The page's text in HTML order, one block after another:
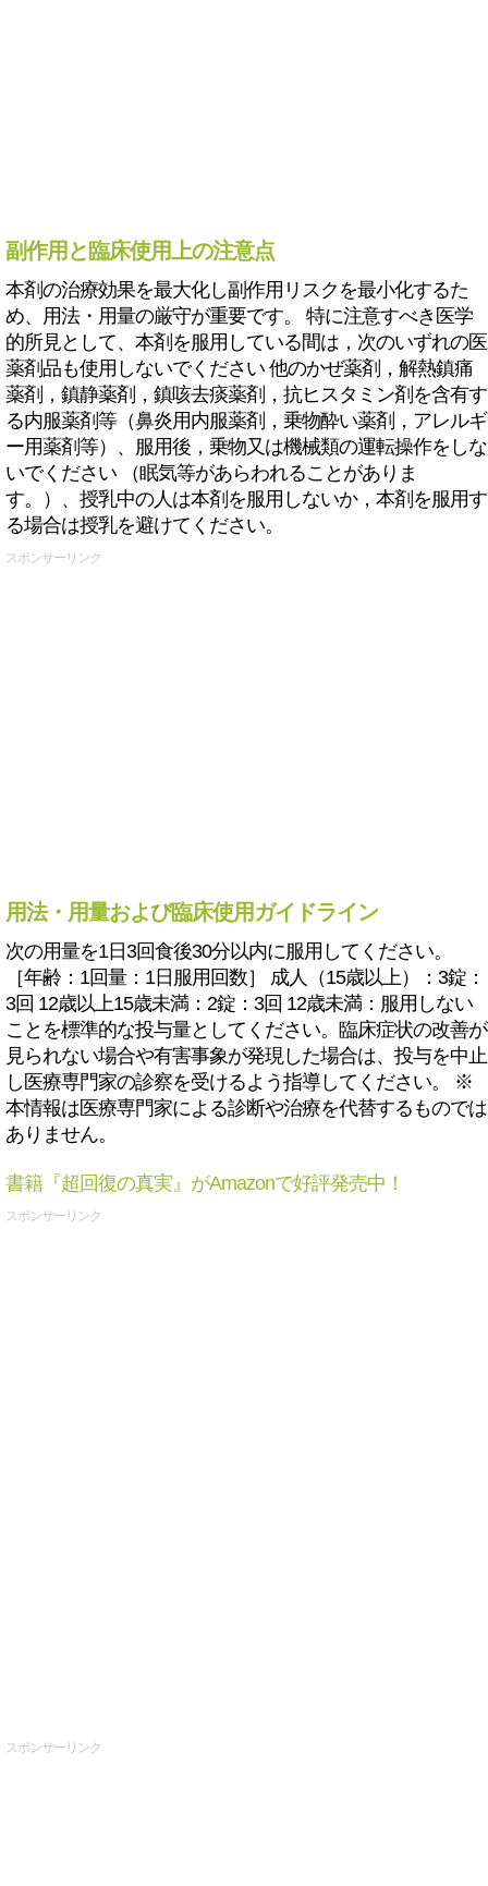
副作用と臨床使用上の注意点
本剤の治療効果を最大化し副作用リスクを最小化するた
め、用法・用量の厳守が重要です。 特に注意すべき医学
的所見として、本剤を服用している間は，次のいずれの医
薬剤品も使用しないでください 他のかぜ薬剤，解熱鎮痛
薬剤，鎮静薬剤，鎮咳去痰薬剤，抗ヒスタミン剤を含有す
る内服薬剤等（鼻炎用内服薬剤，乗物酔い薬剤，アレルギ
ー用薬剤等）、服用後，乗物又は機械類の運転操作をしな
いでください （眠気等があらわれることがありま
す。）、授乳中の人は本剤を服用しないか，本剤を服用す
る場合は授乳を避けてください。
スポンサーリンク
用法・用量および臨床使用ガイドライン
次の用量を1日3回食後30分以内に服用してください。
［年齢：1回量：1日服用回数］ 成人（15歳以上）：3錠：
3回 12歳以上15歳未満：2錠：3回 12歳未満：服用しない
ことを標準的な投与量としてください。臨床症状の改善が
見られない場合や有害事象が発現した場合は、投与を中止
し医療専門家の診察を受けるよう指導してください。 ※
本情報は医療専門家による診断や治療を代替するものでは
ありません。
書籍『超回復の真実』がAmazonで好評発売中！
スポンサーリンク
スポンサーリンク